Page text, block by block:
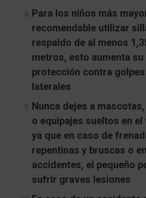
Para los niños más
recomendable utilizar
respaldo de al menos
metros, esto aumenta su
protección contra golpes
laterales
Nunca dejes a
o equipajes sueltos en el
ya que en caso de
repentinas y bruscas o
accidentes, el pequeño
sufrir graves lesiones